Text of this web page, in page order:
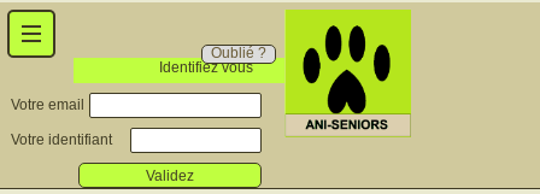
Identifiez vous
Oublié ?
Votre email
Votre identifiant
Validez